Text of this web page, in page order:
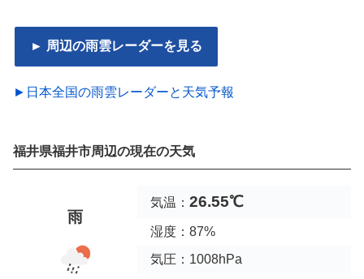
► 周辺の雨雲レーダーを見る
►日本全国の雨雲レーダーと天気予報
福井県福井市周辺の現在の天気
雨
気温： 26.55℃
湿度：87%
気圧：1008hPa